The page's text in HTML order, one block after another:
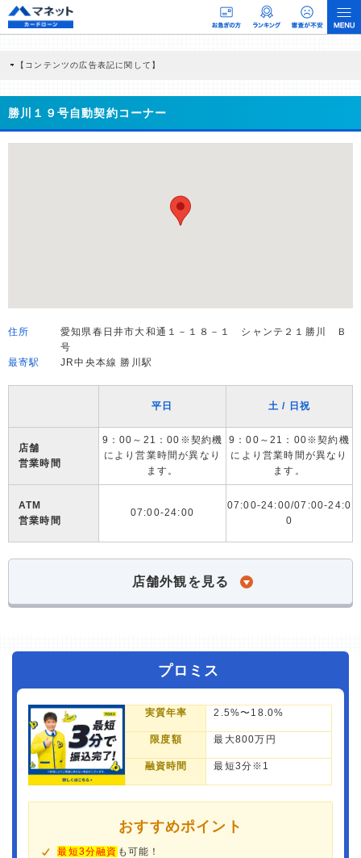
【コンテンツの広告表記に関して】
商品を根拠なくPRするものではなく、当編集部の調査／ユーザーへの口コミ収集な
どに基づき、公平性を担保した情報提供を行っています。
>提携企業一覧
勝川１９号自動契約コーナー
住所
愛知県春日井市大和通１－１８－１ シャンテ２１勝川 Ｂ
号
最寄駅
JR中央本線 勝川駅
平日 土 / 日祝
店舗
営業時間
9：00～21：00※契約機
により営業時間が異なり
ます。
9：00～21：00※契約機
により営業時間が異なり
ます。
ATM
営業時間
07:00-24:00
07:00-24:00/07:00-24:0
0
店舗外観を見る
プロミス
実質年率 2.5%〜18.0%
限度額 最大800万円
融資時間 最短3分※1
おすすめポイント
最短3分融資 も可能！